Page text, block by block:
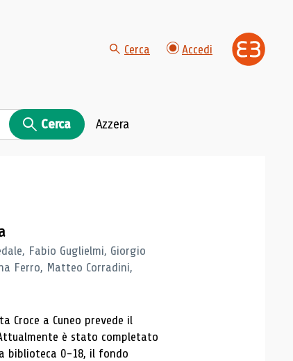
Cerca Accedi
Cerca Azzera
Fabio Guglielmi, Giorgio
Ferro, Matteo Corradini,
a Cuneo prevede il
è stato completato
biblioteca 0-18, il fondo